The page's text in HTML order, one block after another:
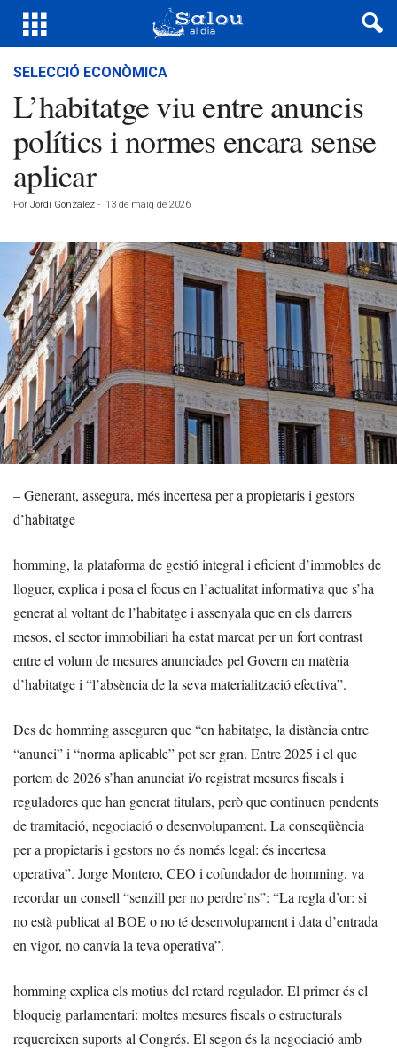
SELECCIÓ ECONÒMICA
L’habitatge viu entre anuncis
polítics i normes encara sense
aplicar
Por Jordi González - 13 de maig de 2026
– Generant, assegura, més incertesa per a propietaris i gestors
d’habitatge
homming, la plataforma de gestió integral i eficient d’immobles de
lloguer, explica i posa el focus en l’actualitat informativa que s’ha
generat al voltant de l’habitatge i assenyala que en els darrers
mesos, el sector immobiliari ha estat marcat per un fort contrast
entre el volum de mesures anunciades pel Govern en matèria
d’habitatge i “l’absència de la seva materialització efectiva”.
Des de homming asseguren que “en habitatge, la distància entre
“anunci” i “norma aplicable” pot ser gran. Entre 2025 i el que
portem de 2026 s’han anunciat i/o registrat mesures fiscals i
reguladores que han generat titulars, però que continuen pendents
de tramitació, negociació o desenvolupament. La conseqüència
per a propietaris i gestors no és només legal: és incertesa
operativa”. Jorge Montero, CEO i cofundador de homming, va
recordar un consell “senzill per no perdre’ns”: “La regla d’or: si
no està publicat al BOE o no té desenvolupament i data d’entrada
en vigor, no canvia la teva operativa”.
homming explica els motius del retard regulador. El primer és el
bloqueig parlamentari: moltes mesures fiscals o estructurals
requereixen suports al Congrés. El segon és la negociació amb